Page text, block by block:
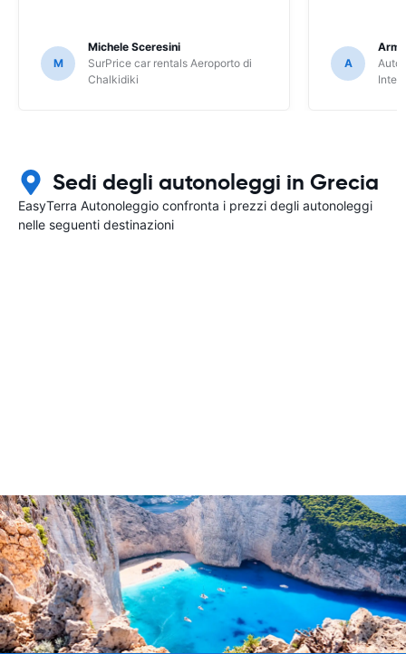
M
Michele Sceresini
SurPrice car rentals Aeroporto di
Chalkidiki
A
Sedi degli autonoleggi in Grecia
EasyTerra Autonoleggio confronta i prezzi degli autonoleggi
nelle seguenti destinazioni